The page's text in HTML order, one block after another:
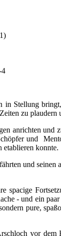
4
in Stellung
zu
anrichten
und
etablieren konnte.
und
spacige
- und ein
pure,
vor